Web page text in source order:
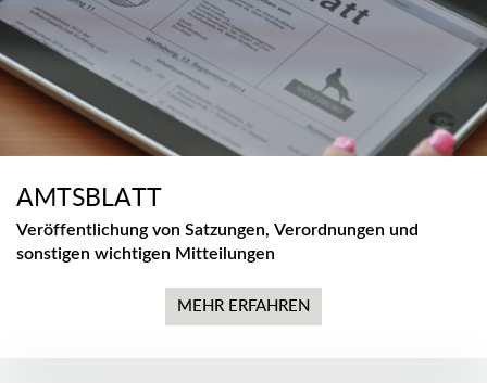
AMTSBLATT
Veröffentlichung von Satzungen, Verordnungen und
sonstigen wichtigen Mitteilungen
MEHR ERFAHREN